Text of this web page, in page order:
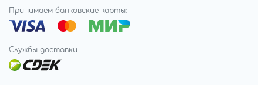
Принимаем банковские карты:
Службы доставки: